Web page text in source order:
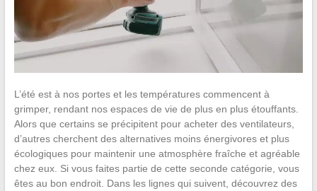
L’été est à nos portes et les températures commencent à
grimper, rendant nos espaces de vie de plus en plus étouffants.
Alors que certains se précipitent pour acheter des ventilateurs,
d’autres cherchent des alternatives moins énergivores et plus
écologiques pour maintenir une atmosphère fraîche et agréable
chez eux. Si vous faites partie de cette seconde catégorie, vous
êtes au bon endroit. Dans les lignes qui suivent, découvrez des